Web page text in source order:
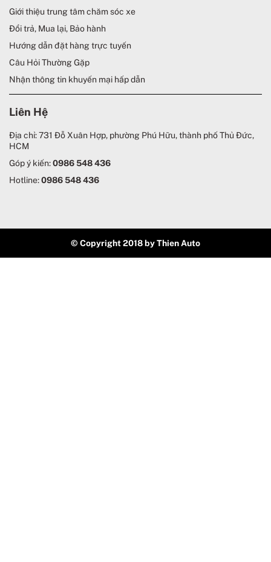
Giới thiệu trung tâm chăm sóc xe
Đổi trả, Mua lại, Bảo hành
Hướng dẫn đặt hàng trực tuyến
Câu Hỏi Thường Gặp
Nhận thông tin khuyến mại hấp dẫn
Liên Hệ
Địa chỉ: 731 Đỗ Xuân Hợp, phường Phú Hữu, thành phố Thủ Đức,
HCM
Góp ý kiến:0986 548 436
Hotline:0986 548 436
© Copyright 2018 by Thien Auto